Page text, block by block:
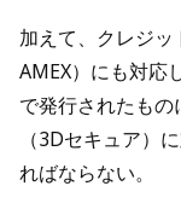
加えて、クレジッ
AMEX）にも対応
で発行されたも
（3Dセキュア）
ればならない。